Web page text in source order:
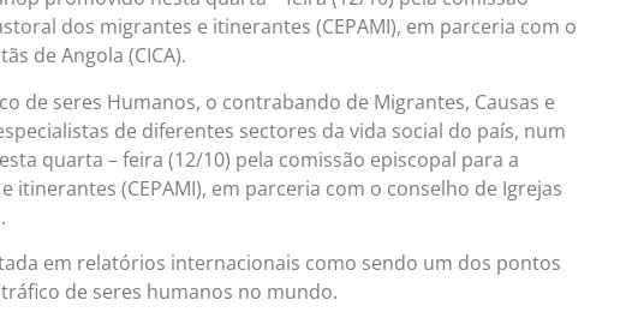
dos migrantes e itinerantes (CEPAMI), em parceria com o
de Angola (CICA).
de seres Humanos, o contrabando de Migrantes, Causas e
de diferentes sectores da vida social do país, num
quarta – feira (12/10) pela comissão episcopal para a
itinerantes (CEPAMI), em parceria com o conselho de Igrejas
em relatórios internacionais como sendo um dos pontos
de seres humanos no mundo.